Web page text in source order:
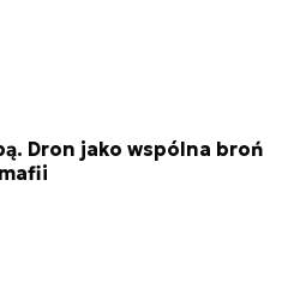
Dron jako wspólna broń